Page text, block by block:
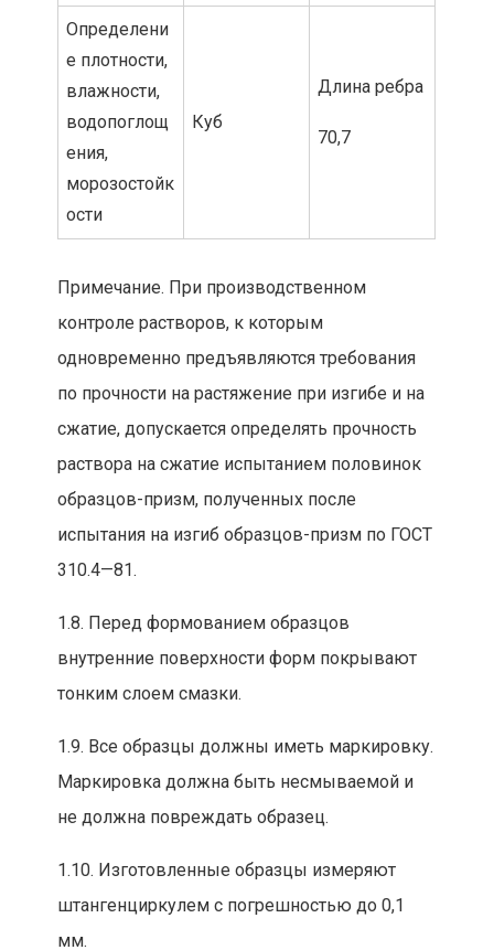
Определени
е плотности,
влажности,
водопоглощ
ения,
морозостойк
ости
Куб
Длина ребра
70,7
Примечание. При производственном
контроле растворов, к которым
одновременно предъявляются требования
по прочности на растяжение при изгибе и на
сжатие, допускается определять прочность
раствора на сжатие испытанием половинок
образцов-призм, полученных после
испытания на изгиб образцов-призм по ГОСТ
310.4—81.
1.8. Перед формованием образцов
внутренние поверхности форм покрывают
тонким слоем смазки.
1.9. Все образцы должны иметь маркировку.
Маркировка должна быть несмываемой и
не должна повреждать образец.
1.10. Изготовленные образцы измеряют
штангенциркулем с погрешностью до 0,1
мм.